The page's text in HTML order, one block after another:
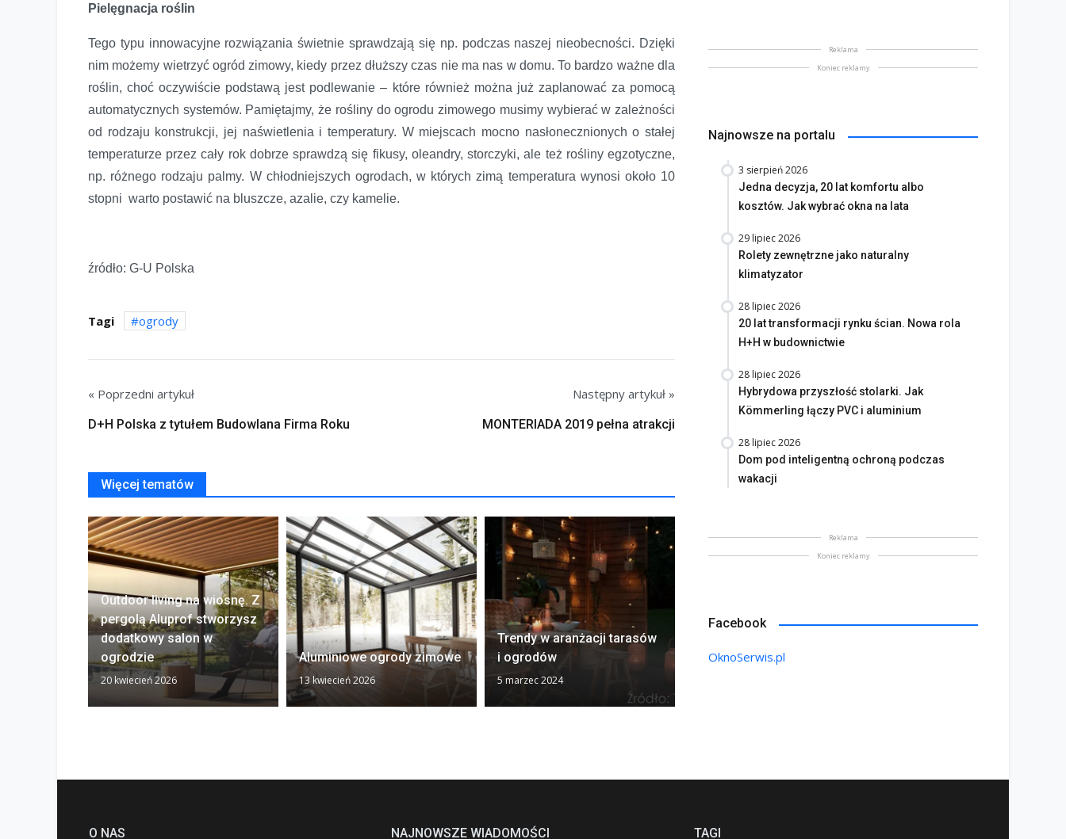
Pielęgnacja roślin
Tego typu innowacyjne rozwiązania świetnie sprawdzają się np. podczas naszej nieobecności. Dzięki
nim możemy wietrzyć ogród zimowy, kiedy przez dłuższy czas nie ma nas w domu. To bardzo ważne dla
roślin, choć oczywiście podstawą jest podlewanie – które również można już zaplanować za pomocą
automatycznych systemów. Pamiętajmy, że rośliny do ogrodu zimowego musimy wybierać w zależności
od rodzaju konstrukcji, jej naświetlenia i temperatury. W miejscach mocno nasłonecznionych o stałej
temperaturze przez cały rok dobrze sprawdzą się fikusy, oleandry, storczyki, ale też rośliny egzotyczne,
np. różnego rodzaju palmy. W chłodniejszych ogrodach, w których zimą temperatura wynosi około 10
stopni warto postawić na bluszcze, azalie, czy kamelie.
źródło: G-U Polska
Tagi ogrody
« Poprzedni artykuł
D+H Polska z tytułem Budowlana Firma Roku
Następny artykuł »
MONTERIADA 2019 pełna atrakcji
Więcej tematów
Outdoor living na wiosnę. Z
pergolą Aluprof stworzysz
dodatkowy salon w
ogrodzie
20 kwiecień 2026
Aluminiowe ogrody zimowe
13 kwiecień 2026
Trendy w aranżacji tarasów
i ogrodów
5 marzec 2024
firmy PAGEN
Reklama
Koniec reklamy
Najnowsze na portalu
3 sierpień 2026
Jedna decyzja, 20 lat komfortu albo
kosztów. Jak wybrać okna na lata
29 lipiec 2026
Rolety zewnętrzne jako naturalny
klimatyzator
28 lipiec 2026
20 lat transformacji rynku ścian. Nowa rola
H+H w budownictwie
28 lipiec 2026
Hybrydowa przyszłość stolarki. Jak
Kömmerling łączy PVC i aluminium
28 lipiec 2026
Dom pod inteligentną ochroną podczas
wakacji
Reklama
Koniec reklamy
Facebook
OknoSerwis.pl
O NAS NAJNOWSZE WIADOMOŚCI TAGI